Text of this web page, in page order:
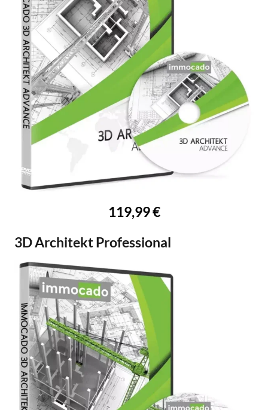
119,99 €
3D Architekt Professional